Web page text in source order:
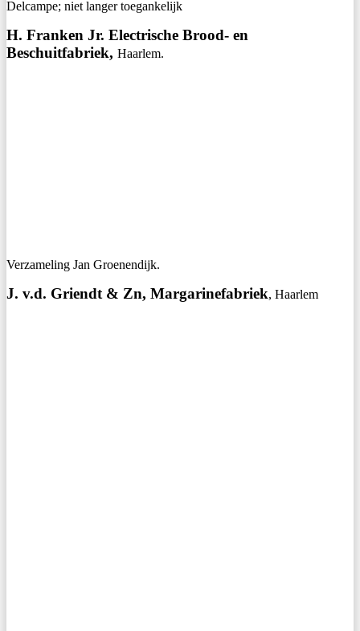
Delcampe; niet langer toegankelijk
H. Franken Jr. Electrische Brood- en
Beschuitfabriek, Haarlem.
Verzameling Jan Groenendijk.
J. v.d. Griendt & Zn, Margarinefabriek, Haarlem